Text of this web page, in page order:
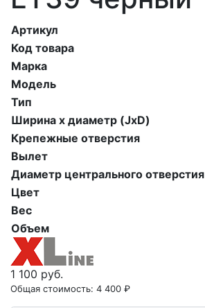
Артикул
Код товара
Марка
Модель
Тип
Ширина х диаметр (JxD)
Крепежные отверстия
Вылет
Диаметр центрального отверстия
Цвет
Вес
Объем
1 100 руб.
Общая стоимость: 4 400 ₽